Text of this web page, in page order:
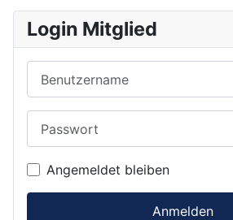
Login Mitglied
Angemeldet bleiben
Anmelden